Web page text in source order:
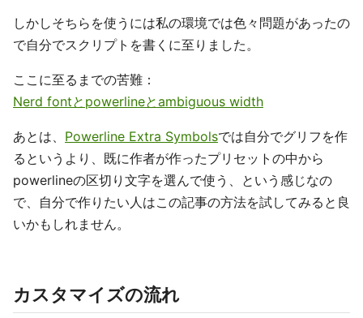
しかしそちらを使うには私の環境では色々問題があったの
で自分でスクリプトを書くに至りました。
ここに至るまでの苦難：
Nerd fontとpowerlineとambiguous width
あとは、 Powerline Extra Symbolsでは自分でグリフを作
るというより、既に作者が作ったプリセットの中から
powerlineの区切り文字を選んで使う、という感じなの
で、自分で作りたい人はこの記事の方法を試してみると良
いかもしれません。
カスタマイズの流れ